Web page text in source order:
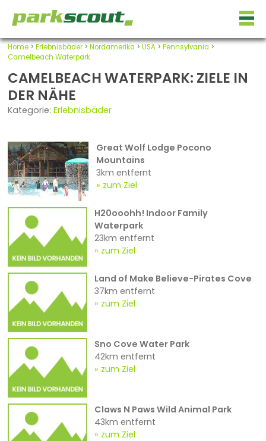
Home> Erlebnisbäder> Nordamerika > USA> Pennsylvania >
Camelbeach Waterpark
CAMELBEACH WATERPARK: ZIELE IN
DER NÄHE
Kategorie: Erlebnisbäder
Great Wolf Lodge Pocono
Mountains
3km entfernt
zum Ziel
H20ooohh! Indoor Family
Waterpark
23km entfernt
zum Ziel
Land of Make Believe-Pirates Cove
37km entfernt
zum Ziel
Sno Cove Water Park
42km entfernt
zum Ziel
Claws N Paws Wild Animal Park
43km entfernt
zum Ziel